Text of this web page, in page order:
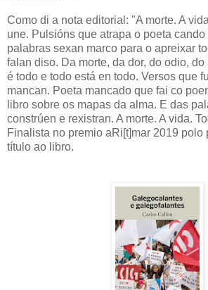
Como di a nota editorial: "A morte. A
une. Pulsións que atrapa o poeta
palabras sexan marco para o apreixar
falan diso. Da morte, da dor, do odio, do
é todo e todo está en todo. Versos que
mancan. Poeta mancado que fai co
libro sobre os mapas da alma. E das
constrúen e rexistran. A morte. A vida.
Finalista no premio aRi[t]mar 2019 polo
título ao libro.